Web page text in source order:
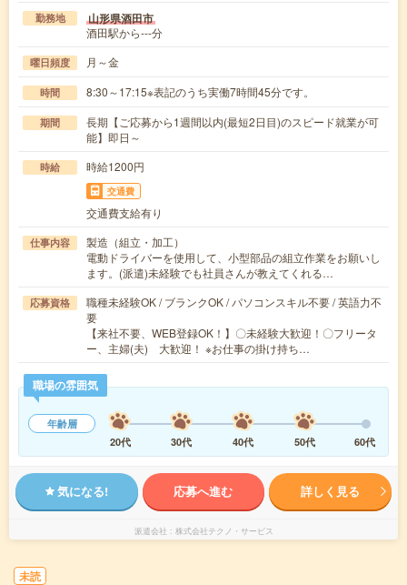
勤務地 山形県酒田市
酒田駅から---分
曜日頻度 月～金
時間 8:30～17:15※表記のうち実働7時間45分です。
期間
長期【ご応募から1週間以内(最短2日目)のスピード就業が可
能】即日～
時給 時給1200円
交通費
交通費支給有り
仕事内容
製造（組立・加工）
電動ドライバーを使用して、小型部品の組立作業をお願いし
ます。(派遣)未経験でも社員さんが教えてくれる…
応募資格
職種未経験OK / ブランクOK / パソコンスキル不要 / 英語力不
要
【来社不要、WEB登録OK！】〇未経験大歓迎！〇フリータ
ー、主婦(夫) 大歓迎！ ※お仕事の掛け持ち…
職場の雰囲気
年齢層
20代
30代 40代 50代 60代
気になる! 応募へ進む 詳しく見る
派遣会社 株式会社テクノ・サービス
未読